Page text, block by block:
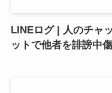
LINEログ | 人のチャ
ットで他者を誹謗中